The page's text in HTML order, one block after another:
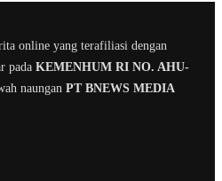
online yang terafiliasi dengan
pada KEMENHUM RI NO. AHU-
naungan PT BNEWS MEDIA